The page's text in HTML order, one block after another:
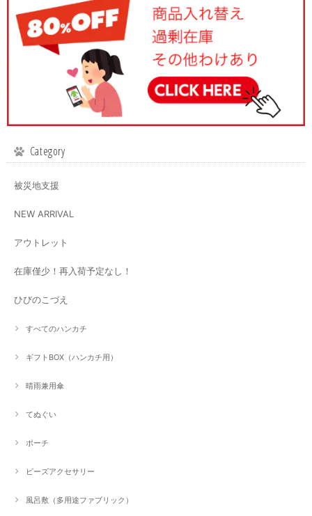
Category
被災地支援
NEW ARRIVAL
アウトレット
在庫僅少！再入荷予定なし！
ひびのこづえ
すべてのハンカチ
ギフトBOX（ハンカチ用）
晴雨兼用傘
てぬぐい
ポーチ
ビーズアクセサリー
風呂敷（多用途ファブリック）